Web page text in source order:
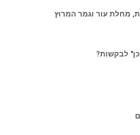
מחלת עור וגמר המרוץ
לבקשות?